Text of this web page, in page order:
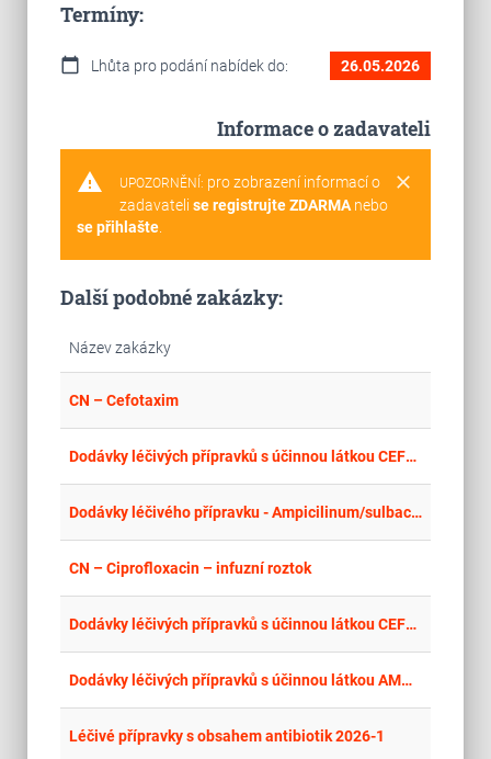
Termíny:
calendar_today Lhůta pro podání nabídek do: 26.05.2026
Informace o zadavateli
warning clear
UPOZORNĚNÍ: pro zobrazení informací o
zadavateli se registrujte ZDARMAnebo
se přihlašte.
Další podobné zakázky:
Název zakázky
CN – Cefotaxim
Dodávky léčivých přípravků s účinnou látkou CEFEPIM 2026
Dodávky léčivého přípravku - Ampicilinum/sulbactamum
CN – Ciprofloxacin – infuzní roztok
Dodávky léčivých přípravků s účinnou látkou CEFOTAXIM 2026
Dodávky léčivých přípravků s účinnou látkou AMOXICILIN parenterální forma 2026
Léčivé přípravky s obsahem antibiotik 2026-1